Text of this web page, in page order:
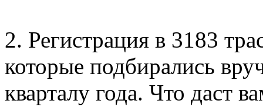
2. Регистрация в 3183
которые подбирались
кварталу года. Что даст